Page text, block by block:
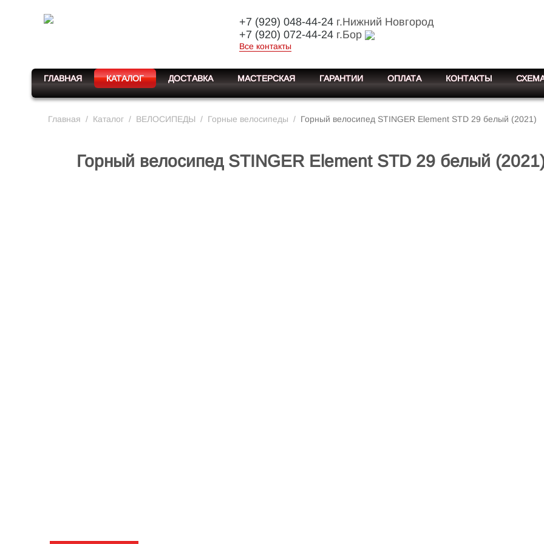
+7 (929) 048-44-24г.Нижний Новгород
+7 (920) 072-44-24г.Бор
Все контакты
ГЛАВНАЯ КАТАЛОГ ДОСТАВКА МАСТЕРСКАЯ ГАРАНТИИ ОПЛАТА КОНТАКТЫ
Главная / Каталог / ВЕЛОСИПЕДЫ / Горные велосипеды / Горный велосипед STINGER Element STD 29 белый (2021)
Горный велосипед STINGER Element STD 29 белый